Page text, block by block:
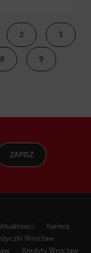
2 3
8 9
ZAPISZ
Kariera
Wrocław
Kredyty Wrocław